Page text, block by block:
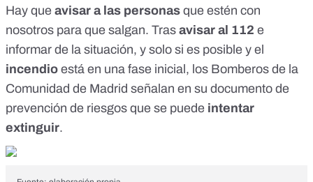
Hay que avisar a las personas que estén con
nosotros para que salgan. Tras avisar al 112 e
informar de la situación, y solo si es posible y el
incendio está en una fase inicial, los Bomberos de la
Comunidad de Madrid señalan en su documento de
prevención de riesgos que se puede intentar
extinguir.